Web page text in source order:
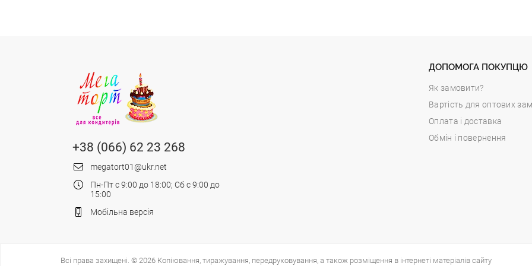
+38 (066) 62 23 268
megatort01@ukr.net
Пн-Пт с 9:00 до 18:00; Сб с 9:00 до
15:00
Мобільна версія
ДОПОМОГА ПОКУПЦЮ
Як замовити?
Вартість для оптових
Оплата і доставка
Обмін і повернення
Всі права захищені. © 2026 Копіювання, тиражування, передруковування, а також розміщення в інтернеті матеріалів сайту